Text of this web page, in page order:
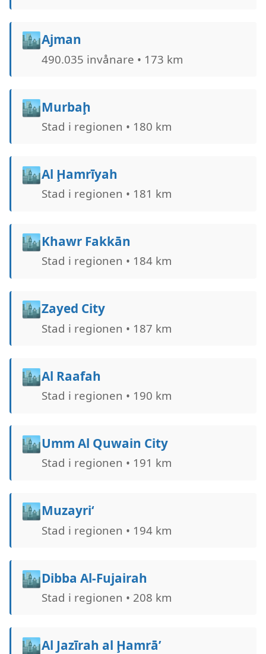
🏙️Ajman
490.035 invånare • 173 km
🏙️Murbaḩ
Stad i regionen • 180 km
🏙️Al Ḩamrīyah
Stad i regionen • 181 km
🏙️Khawr Fakkān
Stad i regionen • 184 km
🏙️Zayed City
Stad i regionen • 187 km
🏙️Al Raafah
Stad i regionen • 190 km
🏙️Umm Al Quwain City
Stad i regionen • 191 km
🏙️Muzayri‘
Stad i regionen • 194 km
🏙️Dibba Al-Fujairah
Stad i regionen • 208 km
🏙️Al Jazīrah al Ḩamrā’